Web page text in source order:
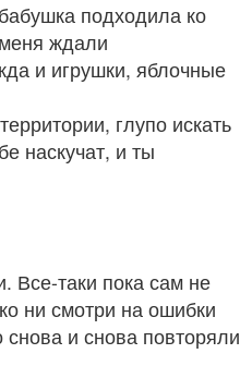
подходила ко
ждали
и игрушки, яблочные
глупо искать
наскучат, и ты
Все-таки пока сам не
ни смотри на ошибки
и снова повторяли